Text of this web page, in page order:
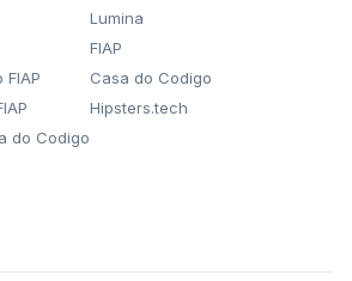
FIAP
do Codigo
Lumina
FIAP
Casa do Codigo
Hipsters.tech